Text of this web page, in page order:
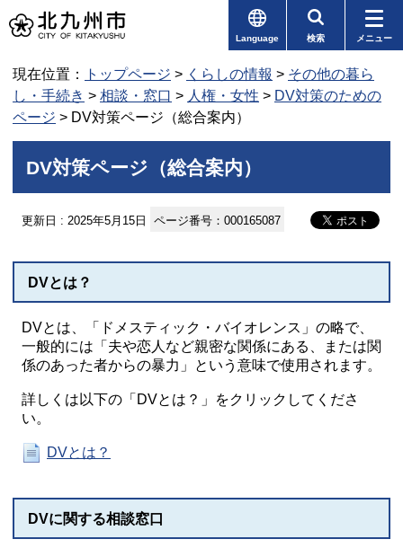
Language 検索 メニュー
現在位置： トップページ > くらしの情報 > その他の暮ら
し・手続き > 相談・窓口 > 人権・女性 > DV対策のための
ページ > DV対策ページ（総合案内）
DV対策ページ（総合案内）
更新日 : 2025年5月15日 ページ番号：000165087
DVとは？
DVとは、「ドメスティック・バイオレンス」の略で、
一般的には「夫や恋人など親密な関係にある、または関
係のあった者からの暴力」という意味で使用されます。
詳しくは以下の「DVとは？」をクリックしてくださ
い。
DVとは？
DVに関する相談窓口